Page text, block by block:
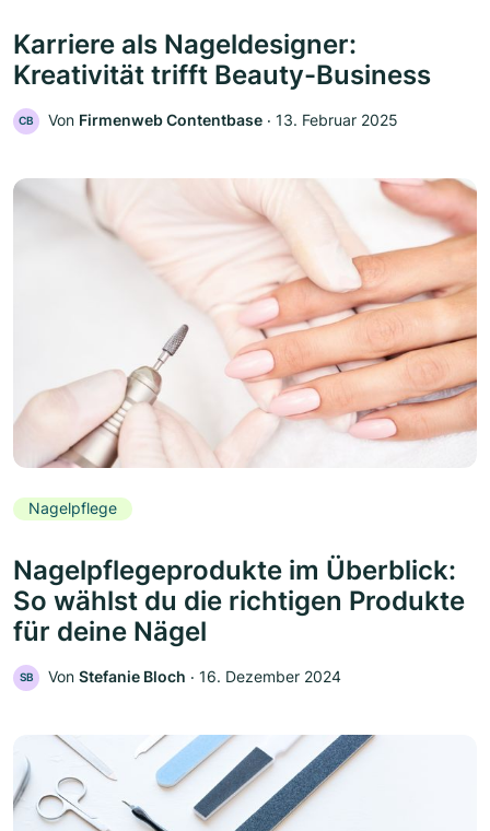
Karriere als Nageldesigner:
Kreativität trifft Beauty-Business
CB Von Firmenweb Contentbase ‧ 13. Februar 2025
Nagelpflege
Nagelpflegeprodukte im Überblick:
So wählst du die richtigen Produkte
für deine Nägel
SB Von Stefanie Bloch ‧ 16. Dezember 2024